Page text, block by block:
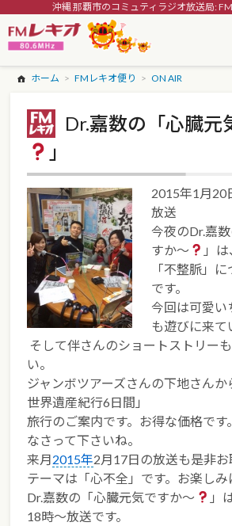
沖縄 那覇市のコミュティラジオ放送局:
ホーム FMレキオ便り ON AIR
Dr.嘉数の「心臓元
」
2015年1月20
放送
今夜のDr.嘉
すか〜
」は
「不整脈」
です。
今回は可愛い
も遊びに来て
そして伴さんのショートストリー
い。
ジャンボツアーズさんの下地さん
世界遺産紀行6日間」
旅行のご案内です。お得な価格です
なさって下さいね。
来月2015年2月17日の放送も是非お
テーマは「心不全」 です。お楽しみ
Dr.嘉数の「心臓元気ですか〜
」
18時〜放送です。